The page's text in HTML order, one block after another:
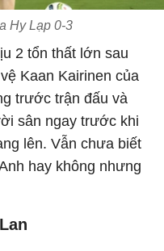
Hy Lạp 0-3
2 tổn thất lớn sau
Kaan Kairinen của
trước trận đấu và
sân ngay trước khi
lên. Vẫn chưa biết
hay không nhưng